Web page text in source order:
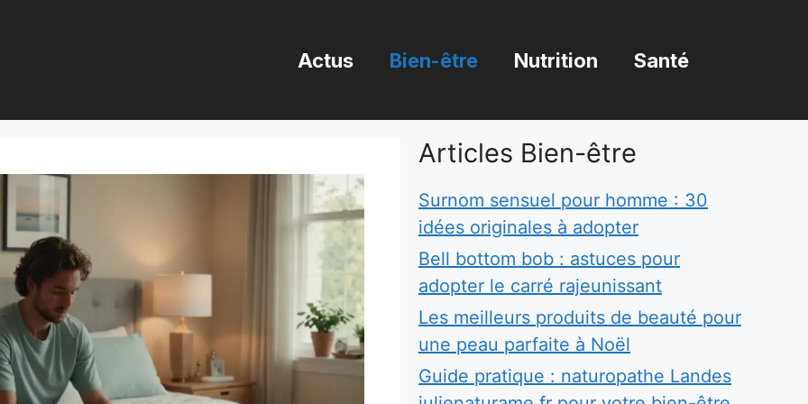
Actus Bien-être Nutrition Santé
Articles Bien-être
Surnom sensuel pour homme : 30
idées originales à adopter
Bell bottom bob : astuces pour
adopter le carré rajeunissant
Les meilleurs produits de beauté pour
une peau parfaite à Noël
Guide pratique : naturopathe Landes